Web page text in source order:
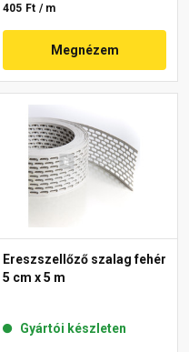
405 Ft / m
Megnézem
Ereszszellőző szalag fehér
5 cm x 5 m
Gyártói készleten